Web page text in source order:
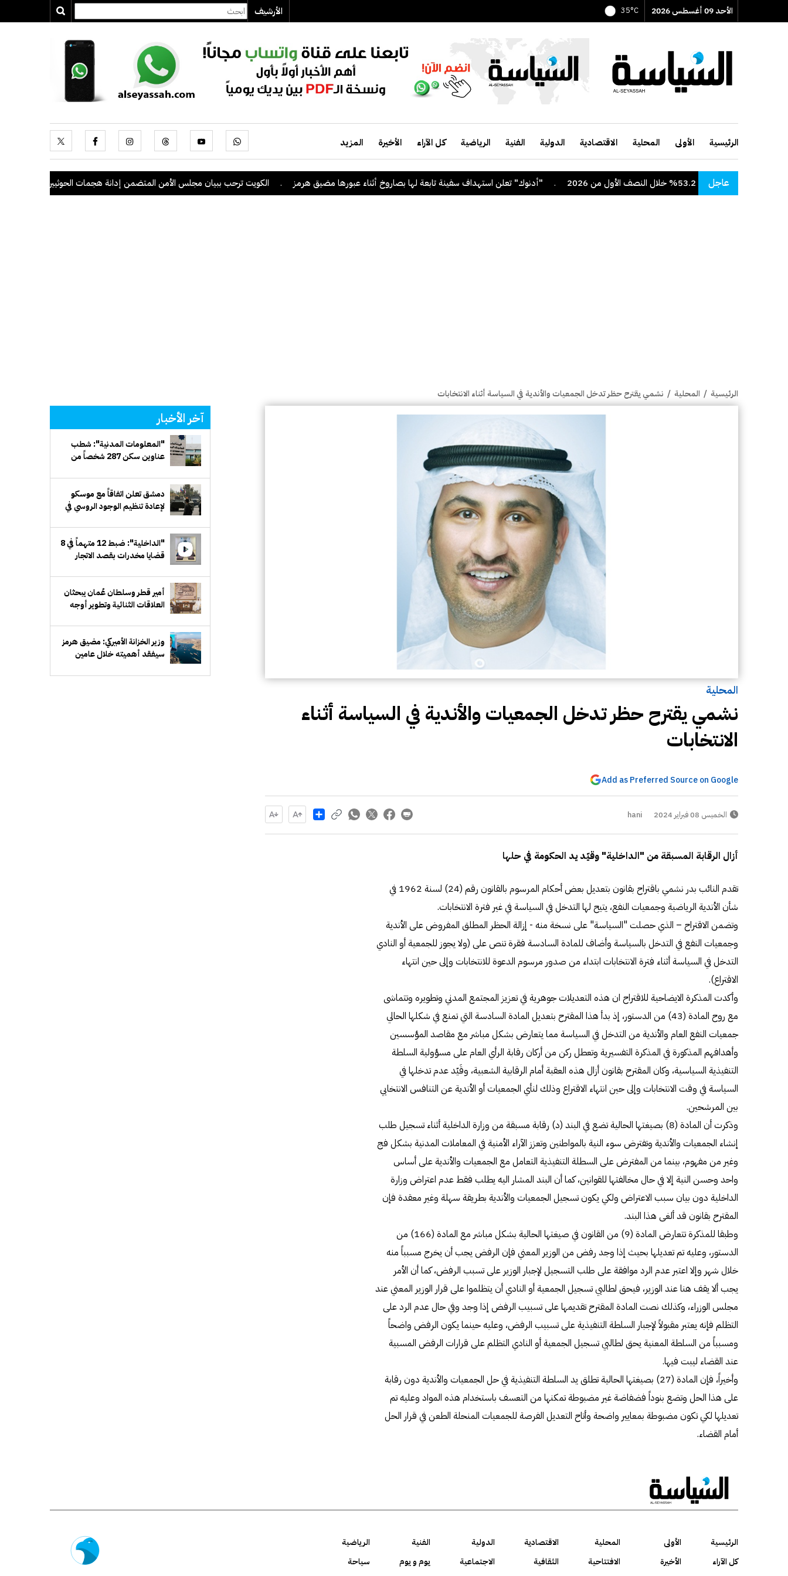
الأحد 09 أغسطس 2026 35°C الأرشيف
الرئيسية الأولى المحلية الاقتصادية الدولية الفنية الرياضية كل الآراء الأخيرة المزيد
عاجل . "أدنوك" تعلن استهداف سفينة تابعة لها بصاروخ أثناء عبورها مضيق هرمز . الكويت ترحب ببيان مجلس الأمن المتضمن إدانة هجمات الحوثيين على السعودية والسفن
الرئيسية / المحلية / نشمي يقترح حظر تدخل الجمعيات والأندية في السياسة أثناء الانتخابات
المحلية
نشمي يقترح حظر تدخل الجمعيات والأندية في السياسة أثناء
الانتخابات
Add as Preferred Source on Google
الخميس 08 فبراير 2024 hani
Share
أزال الرقابة المسبقة من "الداخلية" وقيّد يد الحكومة في حلها
تقدم النائب بدر نشمي باقتراح بقانون بتعديل بعض أحكام المرسوم بالقانون رقم (24) لسنة 1962 في
شأن الأندية الرياضية وجمعيات النفع، يتيح لها التدخل في السياسة في غير فترة الانتخابات.
وتضمن الاقتراح – الذي حصلت "السياسة" على نسخة منه - إزالة الحظر المطلق المفروض على الأندية
وجمعيات النفع في التدخل بالسياسة وأضاف للمادة السادسة فقرة تنص على (ولا يجوز للجمعية أو النادي
التدخل في السياسة أثناء فترة الانتخابات ابتداء من صدور مرسوم الدعوة للانتخابات وإلى حين انتهاء
الاقتراع).
وأكدت المذكرة الايضاحية للاقتراح ان هذه التعديلات جوهرية في تعزيز المجتمع المدني وتطويره وتتماشى
مع روح المادة (43) من الدستور، إذ بدأ هذا المقترح بتعديل المادة السادسة التي تمنع في شكلها الحالي
جمعيات النفع العام والأندية من التدخل في السياسة مما يتعارض بشكل مباشر مع مقاصد المؤسسين
وأهدافهم المذكورة في المذكرة التفسيرية وتعطل ركن من أركان رقابة الرأي العام على مسؤولية السلطة
التنفيذية السياسية، وكان المقترح بقانون أزال هذه العقبة أمام الرقابية الشعبية، وقَيّد عدم تدخلها في
السياسة في وقت الانتخابات وإلى حين انتهاء الاقتراع وذلك لنأي الجمعيات أو الأندية عن التنافس الانتخابي
بين المرشحين.
وذكرت أن المادة (8) بصيغتها الحالية تضع في البند (د) رقابة مسبقة من وزارة الداخلية أثناء تسجيل طلب
إنشاء الجمعيات والأندية وتفترض سوء النية بالمواطنين وتعزز الآراء الأمنية في المعاملات المدنية بشكل فج
وغير من مفهوم، بينما من المفترض على السطلة التنفيذية التعامل مع الجمعيات والأندية على أساس
واحد وحسن النية إلا في حال مخالفتها للقوانين، كما أن البند المشار اليه يطلب فقط عدم اعتراض وزارة
الداخلية دون بيان سبب الاعتراض ولكي يكون تسجيل الجمعيات والأندية بطريقة سهلة وغير معقدة فإن
المقترح بقانون قد ألغى هذا البند.
وطبقا للمذكرة تتعارض المادة (9) من القانون في صيغتها الحالية بشكل مباشر مع المادة (166) من
الدستور، وعليه تم تعديلها بحيث إذا وجد رفض من الوزير المعني فإن الرفض يجب أن يخرج مسبباً منه
خلال شهر وإلا اعتبر عدم الرد موافقة على طلب التسجيل لإجبار الوزير على تسبب الرفض، كما أن الأمر
يجب ألا يقف هنا عند الوزير، فيحق لطالبي تسجيل الجمعية أو النادي أن يتظلموا على قرار الوزير المعني عند
مجلس الوزراء، وكذلك نصت المادة المقترح تقديمها على تسبيب الرفض إذا وجد وفي حال عدم الرد على
التظلم فإنه يعتبر مقبولاً لإجبار السلطة التنفيذية على تسبيب الرفض، وعليه حينما يكون الرفض واضحاً
ومسبباً من السلطة المعنية يحق لطالبي تسجيل الجمعية أو النادي التظلم على قرارات الرفض المسبية
عند القضاء ليبت فيها.
وأخيراً، فإن المادة (27) بصيغتها الحالية تطلق يد السلطة التنفيذية في حل الجمعيات والأندية دون رقابة
على هذا الحل وتضع بنوداً فضفاضة غير مضبوطة تمكنها من التعسف باستخدام هذه المواد وعليه تم
تعديلها لكي تكون مضبوطة بمعايير واضحة وأتاح التعديل الفرصة للجمعيات المنحلة الطعن في قرار الحل
أمام القضاء.
آخر الأخبار
"المعلومات المدنية": شطب
عناوين سكن 287 شخصاً من
دمشق تعلن اتفاقاً مع موسكو
لإعادة تنظيم الوجود الروسي في
"الداخلية": ضبط 12 متهماً في 8
قضايا مخدرات بقصد الاتجار
أمير قطر وسلطان عُمان يبحثان
العلاقات الثنائية وتطوير أوجه
سيفقد أهميته خلال عامين
الرئيسية الأولى المحلية الاقتصادية الدولية الفنية
الرياضية
كل الآراء
الأخيرة الافتتاحية الثقافية الاجتماعية يوم و يوم
سياحة